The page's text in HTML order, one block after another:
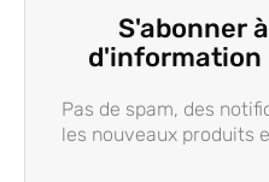
S'abonner
d'information
Pas de spam, des
les nouveaux produits